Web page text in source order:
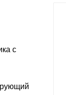
с